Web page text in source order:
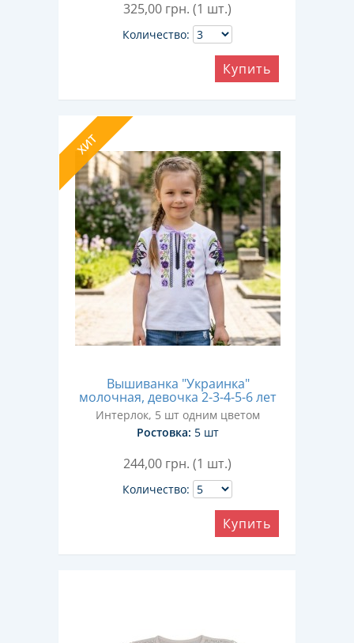
325,00 грн. (1 шт.)
Количество:
Купить
ХИТ
Вышиванка "Украинка"
молочная, девочка 2-3-4-5-6 лет
Интерлок, 5 шт одним цветом
Ростовка: 5 шт
244,00 грн. (1 шт.)
Количество:
Купить